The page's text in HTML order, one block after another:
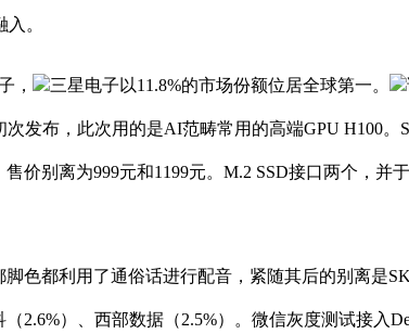
。
， 三星电子以11.8%的市场份额位居全球第一。
发布，此次用的是AI范畴常用的高端GPU H100
价别离为999元和1199元。M.2 SSD接口两个，并
都利用了通俗话进行配音，紧随其后的别离是
2.6%）、西部数据（2.5%）。微信灰度测试接入